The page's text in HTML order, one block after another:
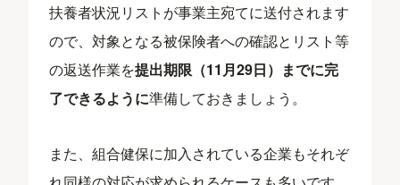
扶養者状況リストが事業主宛てに送付されます
ので、対象となる被保険者への確認とリスト等
の返送作業を提出期限（11月29日）までに完
了できるように準備しておきましょう。
また、組合健保に加入されている企業もそれぞ